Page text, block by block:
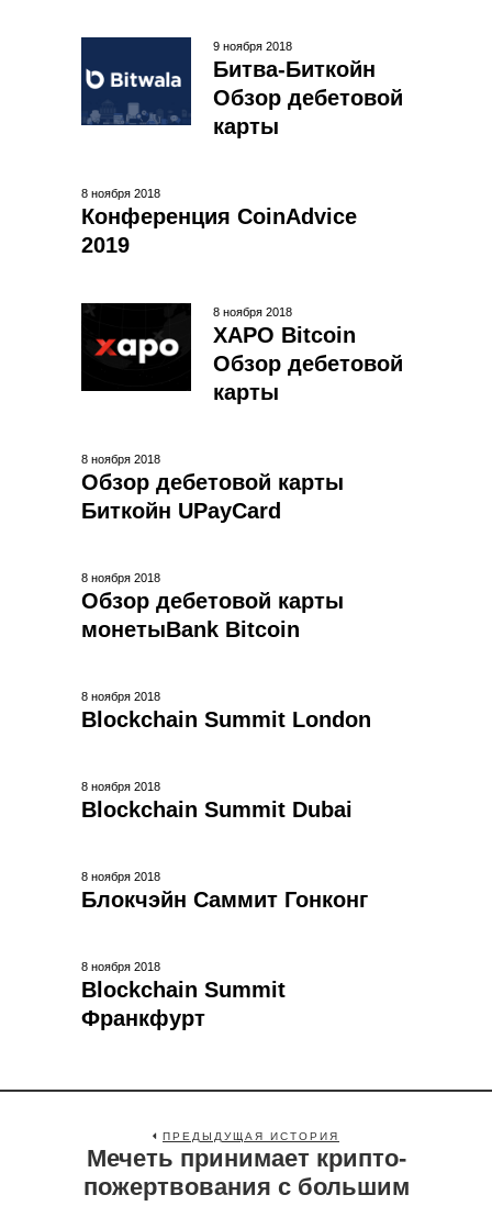
9 ноября 2018
Битва-Биткойн
Обзор дебетовой
карты
8 ноября 2018
Конференция CoinAdvice
2019
8 ноября 2018
XAPO Bitcoin
Обзор дебетовой
карты
8 ноября 2018
Обзор дебетовой карты
Биткойн UPayCard
8 ноября 2018
Обзор дебетовой карты
монетыBank Bitcoin
8 ноября 2018
Blockchain Summit London
8 ноября 2018
Blockchain Summit Dubai
8 ноября 2018
Блокчэйн Саммит Гонконг
8 ноября 2018
Blockchain Summit
Франкфурт
ПРЕДЫДУЩАЯ ИСТОРИЯ
Мечеть принимает крипто-
пожертвования с большим